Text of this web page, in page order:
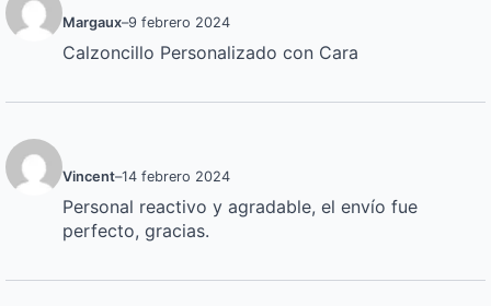
Margaux–9 febrero 2024
Calzoncillo Personalizado con Cara
Vincent–14 febrero 2024
Personal reactivo y agradable, el envío fue
perfecto, gracias.